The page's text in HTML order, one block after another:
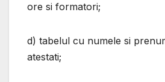
ore si formatori;
d) tabelul cu numele si
atestati;